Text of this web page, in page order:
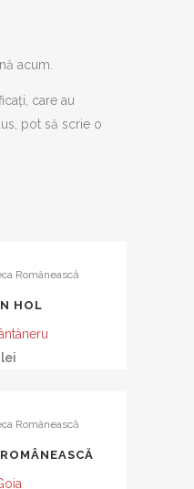
acum.
care au
pot să scrie o
Românească
HOL
lei
Românească